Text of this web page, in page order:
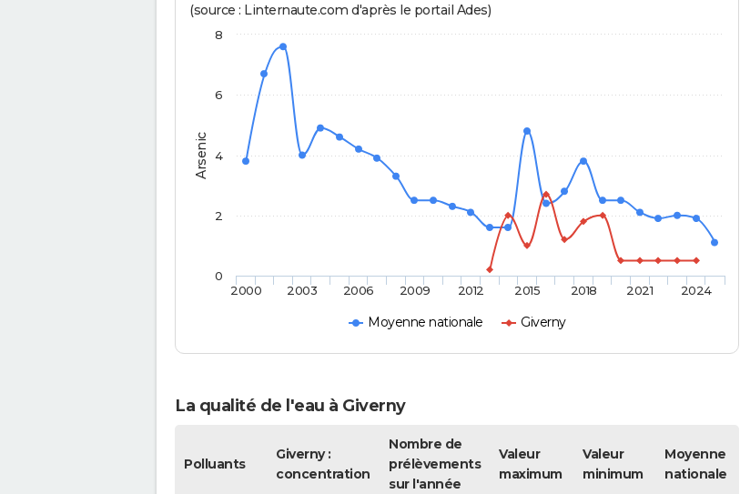
Arsenic
(source : Linternaute.com d'après le portail Ades)
Moyenne nationale Giverny
2000 2003 2006 2009 2012 2015 2018 2021 2024
0
2
4
6
8
La qualité de l'eau à Giverny
Polluants
Giverny :
concentration
Nombre de
prélèvements
sur l'année
Valeur
maximum
Valeur
minimum
Moyenne
nationale